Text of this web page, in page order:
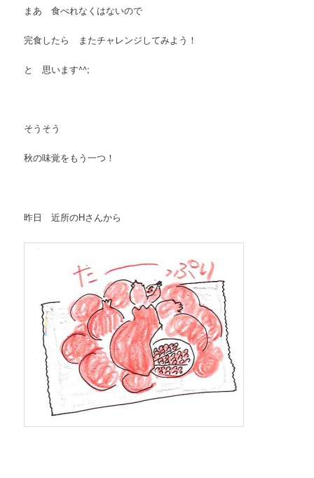
まあ 食べれなくはないので
完食したら またチャレンジしてみよう！
と 思います^^;
そうそう
秋の味覚をもう一つ！
昨日 近所のHさんから